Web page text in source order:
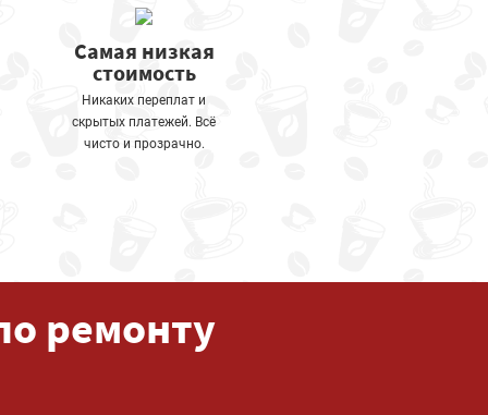
Самая низкая
стоимость
Никаких переплат и
скрытых платежей. Всё
чисто и прозрачно.
ремонту